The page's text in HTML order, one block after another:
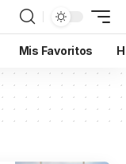
Mis Favoritos